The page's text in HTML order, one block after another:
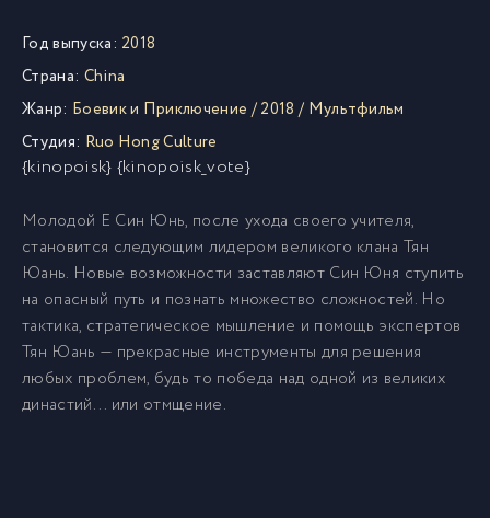
Год выпуска: 2018
Страна: China
Жанр: Боевик и Приключение /2018 / Мультфильм
Студия: Ruo Hong Culture
{kinopoisk} {kinopoisk_vote}
Молодой Е Син Юнь, после ухода своего учителя,
становится следующим лидером великого клана Тян
Юань. Новые возможности заставляют Син Юня ступить
на опасный путь и познать множество сложностей. Но
тактика, стратегическое мышление и помощь экспертов
Тян Юань — прекрасные инструменты для решения
любых проблем, будь то победа над одной из великих
династий... или отмщение.